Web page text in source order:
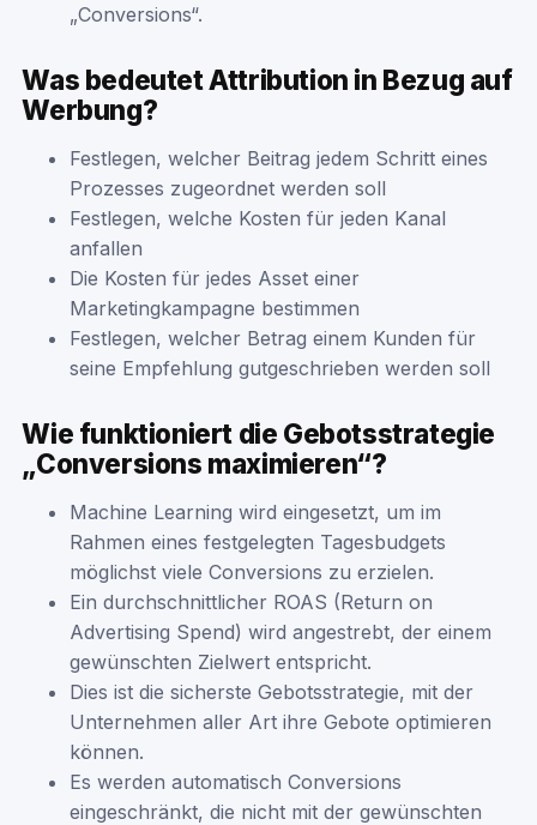
„Conversions“.
Was bedeutet Attribution in Bezug auf
Werbung?
Festlegen, welcher Beitrag jedem Schritt eines
Prozesses zugeordnet werden soll
Festlegen, welche Kosten für jeden Kanal
anfallen
Die Kosten für jedes Asset einer
Marketingkampagne bestimmen
Festlegen, welcher Betrag einem Kunden für
seine Empfehlung gutgeschrieben werden soll
Wie funktioniert die Gebotsstrategie
„Conversions maximieren“?
Machine Learning wird eingesetzt, um im
Rahmen eines festgelegten Tagesbudgets
möglichst viele Conversions zu erzielen.
Ein durchschnittlicher ROAS (Return on
Advertising Spend) wird angestrebt, der einem
gewünschten Zielwert entspricht.
Dies ist die sicherste Gebotsstrategie, mit der
Unternehmen aller Art ihre Gebote optimieren
können.
Es werden automatisch Conversions
eingeschränkt, die nicht mit der gewünschten